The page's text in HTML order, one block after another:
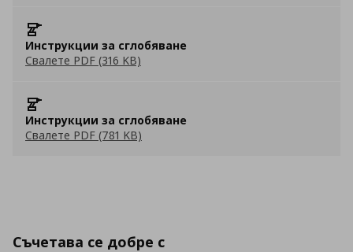
Инструкции за сглобяване
Свалете PDF (316 KB)
Инструкции за сглобяване
Свалете PDF (781 KB)
Съчетава се добре с